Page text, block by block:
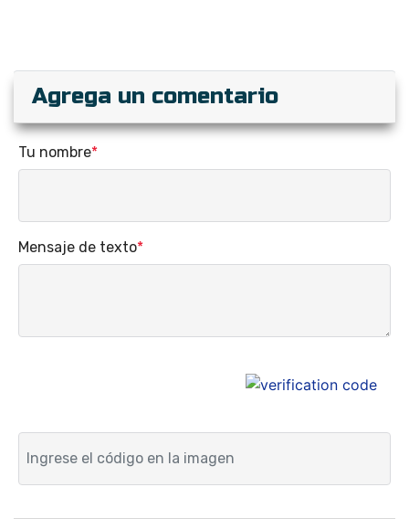
Agrega un comentario
Tu nombre*
Mensaje de texto*